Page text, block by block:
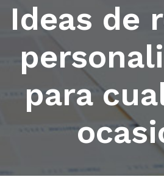
Ideas de
para